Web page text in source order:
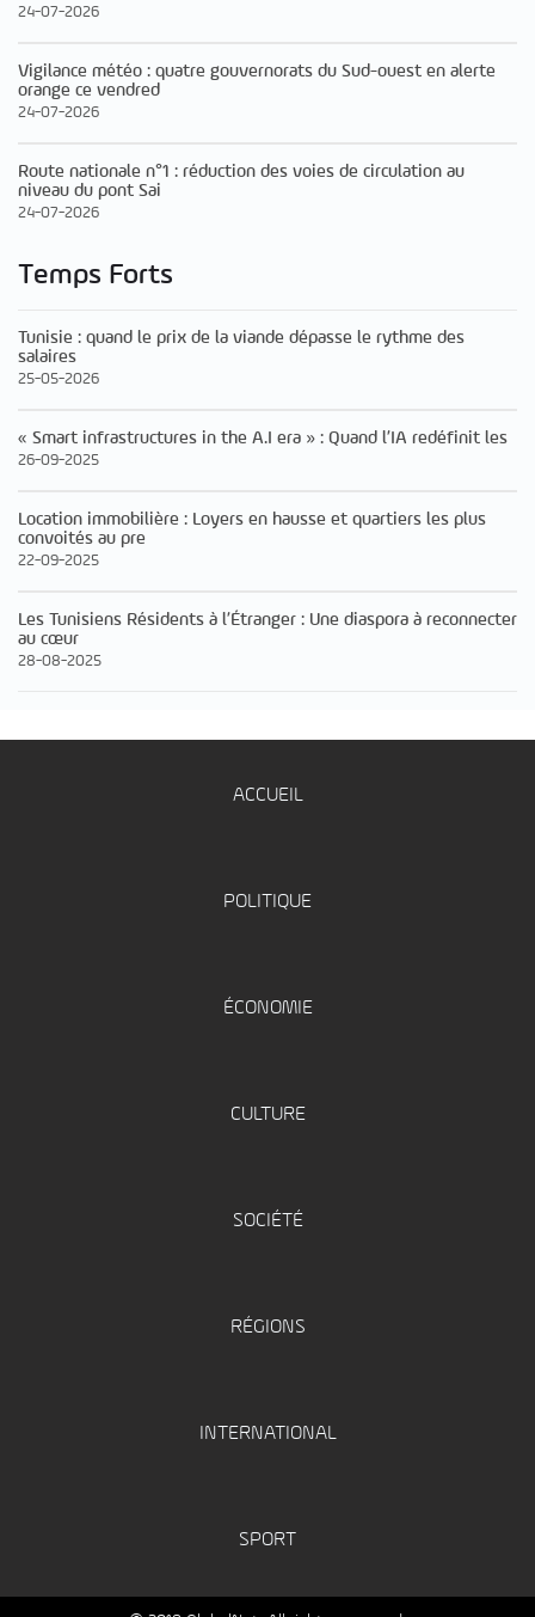
24-07-2026
Vigilance météo : quatre gouvernorats du Sud-ouest en alerte
orange ce vendred
24-07-2026
Route nationale n°1 : réduction des voies de circulation au
niveau du pont Sai
24-07-2026
Temps Forts
Tunisie : quand le prix de la viande dépasse le rythme des
salaires
25-05-2026
« Smart infrastructures in the A.I era » : Quand l’IA redéfinit les
26-09-2025
Location immobilière : Loyers en hausse et quartiers les plus
convoités au pre
22-09-2025
Les Tunisiens Résidents à l’Étranger : Une diaspora à reconnecter
au cœur
28-08-2025
ACCUEIL
POLITIQUE
ÉCONOMIE
CULTURE
SOCIÉTÉ
RÉGIONS
INTERNATIONAL
SPORT